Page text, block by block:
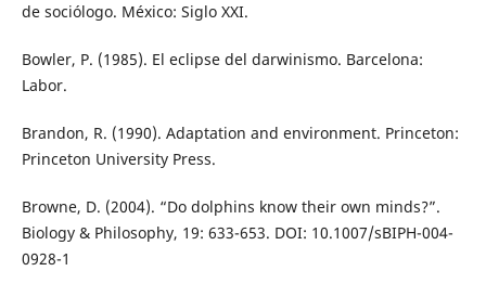
de sociólogo. México: Siglo XXI.
Bowler, P. (1985). El eclipse del darwinismo. Barcelona:
Labor.
Brandon, R. (1990). Adaptation and environment. Princeton:
Princeton University Press.
Browne, D. (2004). “Do dolphins know their own minds?”.
Biology & Philosophy, 19: 633-653. DOI: 10.1007/sBIPH-004-
0928-1